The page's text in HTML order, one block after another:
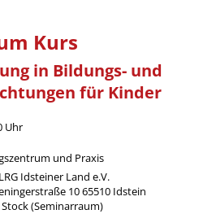
Kurs
in Bildungs- und
für Kinder
Uhr
und Praxis
Idsteiner Land e.V.
10 65510 Idstein
Stock (Seminarraum)